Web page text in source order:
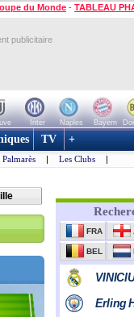
du Monde - TABLEAU
publicitaire
Inter Naples Bayern
TV +
Palmarès | Les Clubs |